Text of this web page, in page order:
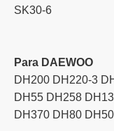
SK30-6
Para DAEWOO
DH200 DH220-3
DH55 DH258
DH370 DH80